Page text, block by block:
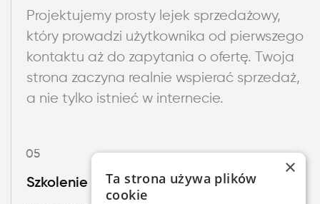
Projektujemy prosty lejek sprzedażowy,
który prowadzi użytkownika od pierwszego
kontaktu aż do zapytania o ofertę. Twoja
strona zaczyna realnie wspierać sprzedaż,
a nie tylko istnieć w internecie.
05
Szkolenie
×
Ta strona używa plików
cookie